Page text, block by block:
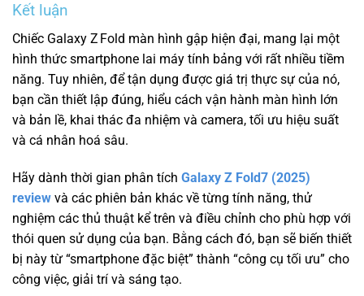
Kết luận
Chiếc Galaxy Z Fold màn hình gập hiện đại, mang lại một
hình thức smartphone lai máy tính bảng với rất nhiều tiềm
năng. Tuy nhiên, để tận dụng được giá trị thực sự của nó,
bạn cần thiết lập đúng, hiểu cách vận hành màn hình lớn
và bản lề, khai thác đa nhiệm và camera, tối ưu hiệu suất
và cá nhân hoá sâu.
Hãy dành thời gian phân tích Galaxy Z Fold7 (2025)
review và các phiên bản khác về từng tính năng, thử
nghiệm các thủ thuật kể trên và điều chỉnh cho phù hợp với
thói quen sử dụng của bạn. Bằng cách đó, bạn sẽ biến thiết
bị này từ “smartphone đặc biệt” thành “công cụ tối ưu” cho
công việc, giải trí và sáng tạo.